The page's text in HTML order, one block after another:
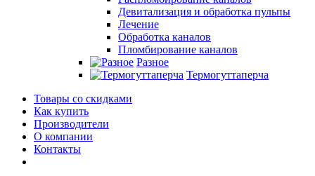
Девитализация и обработка пульпы
Лечение
Обработка каналов
Пломбирование каналов
Разное
Термогуттаперча
Товары со скидками
Как купить
Производители
О компании
Контакты